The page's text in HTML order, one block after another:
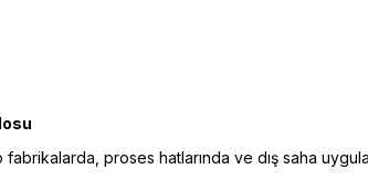
proses hatlarında ve dış saha